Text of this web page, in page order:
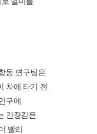
동 연구팀은
차에 타기 전
구에
긴장감은
빨리